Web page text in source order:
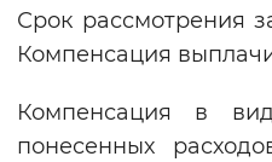
Срок рассмотрения
Компенсация
Компенсация в
понесенных